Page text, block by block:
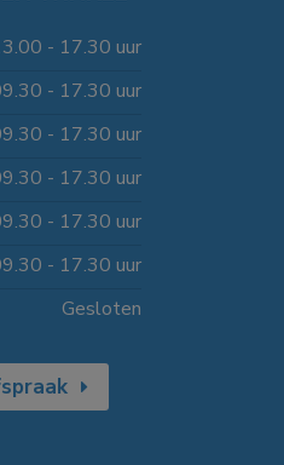
- 17.30 uur
- 17.30 uur
- 17.30 uur
- 17.30 uur
- 17.30 uur
- 17.30 uur
Gesloten